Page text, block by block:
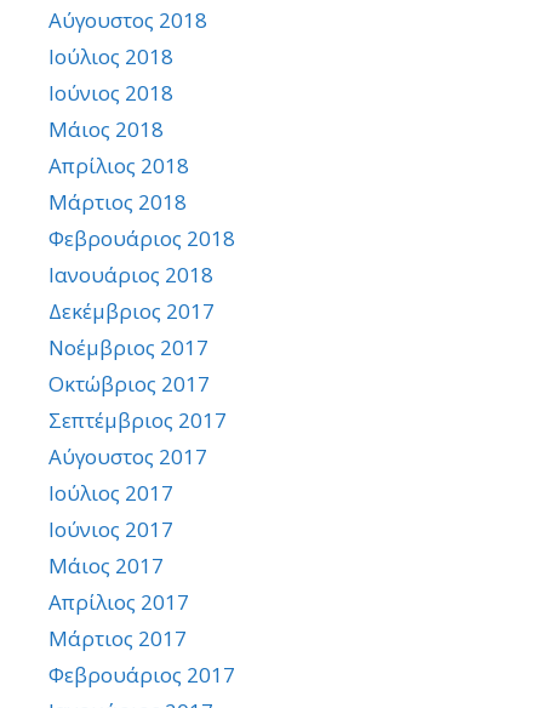
Αύγουστος 2018
Ιούλιος 2018
Ιούνιος 2018
Μάιος 2018
Απρίλιος 2018
Μάρτιος 2018
Φεβρουάριος 2018
Ιανουάριος 2018
Δεκέμβριος 2017
Νοέμβριος 2017
Οκτώβριος 2017
Σεπτέμβριος 2017
Αύγουστος 2017
Ιούλιος 2017
Ιούνιος 2017
Μάιος 2017
Απρίλιος 2017
Μάρτιος 2017
Φεβρουάριος 2017